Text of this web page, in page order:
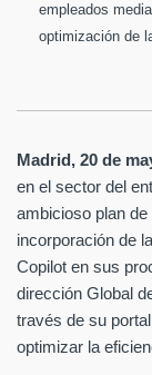
empleados
optimización de
Madrid, 20 de
en el sector del
ambicioso plan
incorporación de
Copilot en sus
dirección Global
través de su
optimizar la